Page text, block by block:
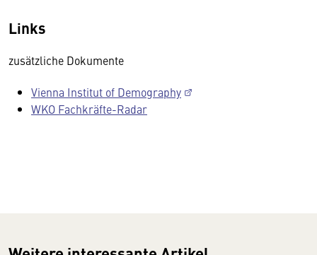
Links
zusätzliche Dokumente
Vienna Institut of Demography
WKO Fachkräfte-Radar